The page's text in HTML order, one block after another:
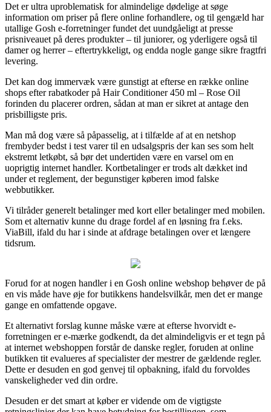
Det er ultra uproblematisk for almindelige dødelige at søge
information om priser på flere online forhandlere, og til gengæld har
utallige Gosh e-forretninger fundet det uundgåeligt at presse
prisniveauet på deres produkter – til juniorer, og yderligere også til
damer og herrer – eftertrykkeligt, og endda nogle gange sikre fragtfri
levering.
Det kan dog immervæk være gunstigt at efterse en række online
shops efter rabatkoder på Hair Conditioner 450 ml – Rose Oil
forinden du placerer ordren, sådan at man er sikret at antage den
prisbilligste pris.
Man må dog være så påpasselig, at i tilfælde af at en netshop
frembyder bedst i test varer til en udsalgspris der kan ses som helt
ekstremt letkøbt, så bør det undertiden være en varsel om en
uoprigtig internet handler. Kortbetalinger er trods alt dækket ind
under et reglement, der begunstiger køberen imod falske
webbutikker.
Vi tilråder generelt betalinger med kort eller betalinger med mobilen.
Som et alternativ kunne du drage fordel af en løsning fra f.eks.
ViaBill, ifald du har i sinde at afdrage betalingen over et længere
tidsrum.
Forud for at nogen handler i en Gosh online webshop behøver de på
en vis måde have øje for butikkens handelsvilkår, men det er mange
gange en omfattende opgave.
Et alternativt forslag kunne måske være at efterse hvorvidt e-
forretningen er e-mærke godkendt, da det almindeligvis er et tegn på
at internet webshoppen forstår de danske regler, foruden at online
butikken tit evalueres af specialister der mestrer de gældende regler.
Dette er desuden en god genvej til opbakning, ifald du forvoldes
vanskeligheder ved din ordre.
Desuden er det smart at køber er vidende om de vigtigste